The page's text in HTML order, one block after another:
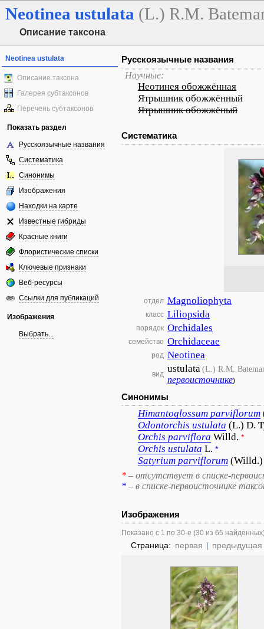
Neotinea ustulata (L.) R.M.
Описание таксона
Neotinea ustulata
Описание таксона
Галерея субтаксонов
Перечень субтаксонов
Показать раздел
Русскоязычные названия
Систематика
Синонимы
Изображения
Находки на карте
Известные гибриды
Красные книги
Флористические списки
Ключевые признаки
Веб-ресурсы
Ссылки для публикаций
Изображения
Выбрать...
Русскоязычные названия
Научные:
Неотинея обожжённая
Ятрышник обожжённый
Ятрышник обожжёный
Систематика
отдел Magnoliophyta
класс Liliopsida
порядок Orchidales
семейство Orchidaceae
род Neotinea
вид ustulata(L.) R.M.
первоисточнике)
Синонимы
Himantoglossum parviflorum
Odontorchis ustulata (L.) D.
Orchis parviflora Willd. *
Orchis ustulata L. *
Satyrium parviflorum (Willd.)
* – отсутствует в списке-
* – в списке-первоисточнике
Изображения
Показано с 1 по 30-е (30 из 65
Страница: первая | предыдущая